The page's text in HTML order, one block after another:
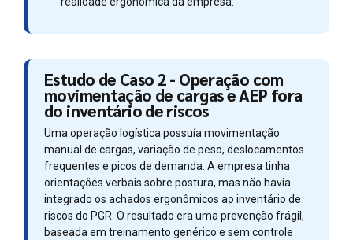
Estudo de Caso 2 - Operação com
movimentação de cargas e AEP fora
do inventário de riscos
Uma operação logística possuía movimentação
manual de cargas, variação de peso, deslocamentos
frequentes e picos de demanda. A empresa tinha
orientações verbais sobre postura, mas não havia
integrado os achados ergonômicos ao inventário de
riscos do PGR. O resultado era uma prevenção frágil,
baseada em treinamento genérico e sem controle